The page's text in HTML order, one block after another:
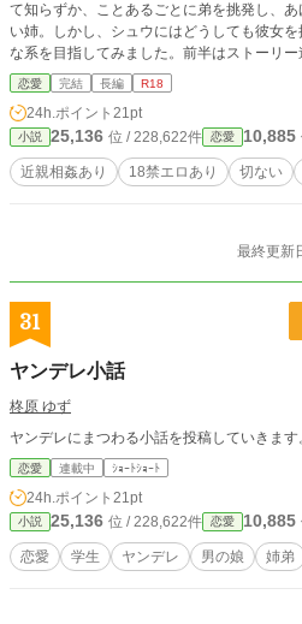
て知らずか、ことあるごとに弟を挑発し、
い姉。しかし、シュウにはどうしても彼
な系を目指してみました。前半はストーリ
まってます。注）死にません。
恋愛 完結 長編 R18
24h.ポイント 21pt
小説 25,136 位 / 228,622件 恋愛 10,885
近親相姦あり 18禁エロあり 切ない
最終更新
31
ヤンデレ小話
柊原 ゆず
ヤンデレにまつわる小話を投稿していきます
恋愛 連載中 ｼｮｰﾄｼｮｰﾄ
24h.ポイント 21pt
小説 25,136 位 / 228,622件 恋愛 10,885
恋愛 学生 ヤンデレ 男の娘 姉弟